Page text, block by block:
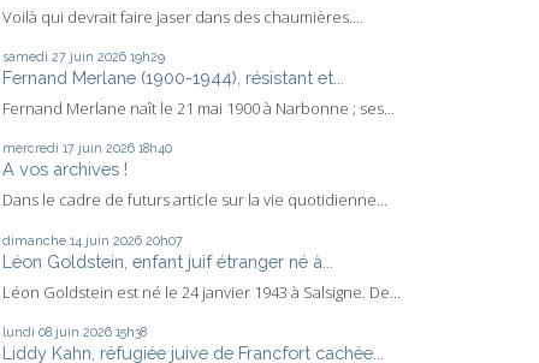
Voilà qui devrait faire jaser dans des chaumières....
samedi 27 juin 2026 19h29
Fernand Merlane (1900-1944), résistant et...
Fernand Merlane naît le 21 mai 1900 à Narbonne ; ses...
mercredi 17 juin 2026 18h40
A vos archives !
Dans le cadre de futurs article sur la vie quotidienne...
dimanche 14 juin 2026 20h07
Léon Goldstein, enfant juif étranger né à...
Léon Goldstein est né le 24 janvier 1943 à Salsigne. De...
lundi 08 juin 2026 15h38
Liddy Kahn, réfugiée juive de Francfort cachée...